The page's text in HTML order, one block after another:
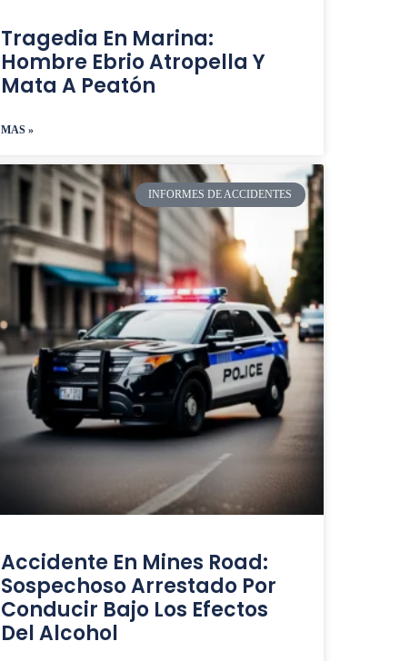
Tragedia En Marina:
Hombre Ebrio Atropella Y
Mata A Peatón
MAS »
INFORMES DE ACCIDENTES
Accidente En Mines Road:
Sospechoso Arrestado Por
Conducir Bajo Los Efectos
Del Alcohol